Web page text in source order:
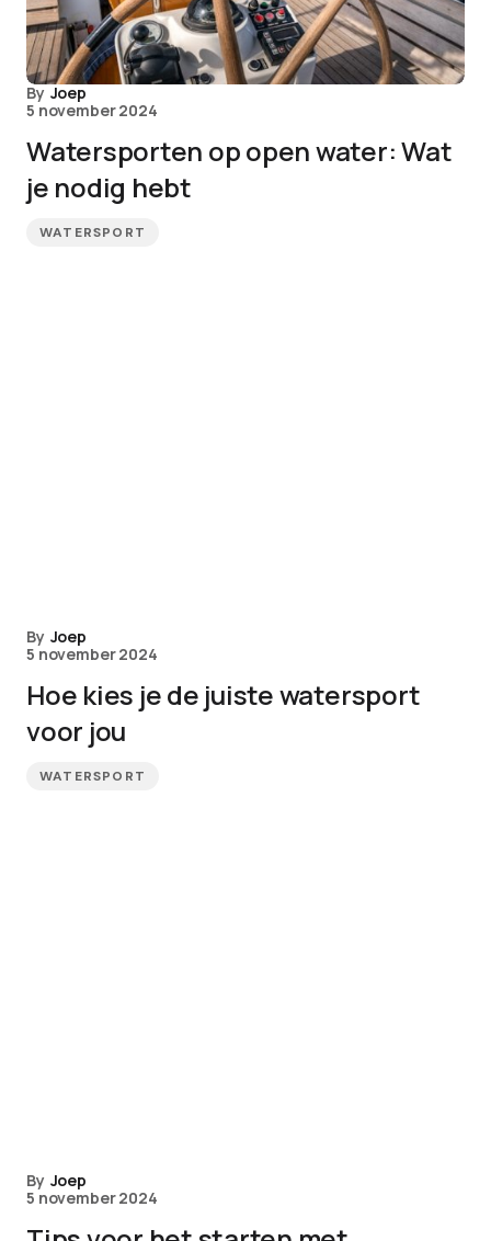
By Joep
5 november 2024
Watersporten op open water: Wat
je nodig hebt
WATERSPORT
By Joep
5 november 2024
Hoe kies je de juiste watersport
voor jou
WATERSPORT
By Joep
5 november 2024